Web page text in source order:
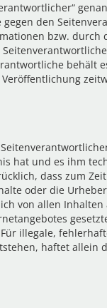
den
bzw. durch
behält
hat und es ihm
dass zum
oder die
von allen
illegale,
haftet allein